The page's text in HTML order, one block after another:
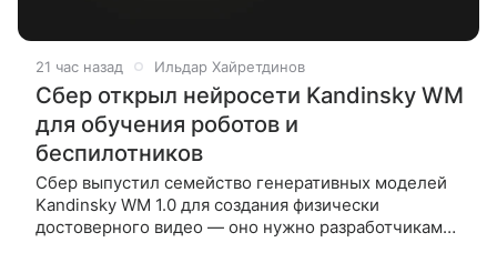
21 час назад Ильдар Хайретдинов
Сбер открыл нейросети Kandinsky WM
для обучения роботов и
беспилотников
Сбер выпустил семейство генеративных моделей
Kandinsky WM 1.0 для создания физически
достоверного видео — оно нужно разработчикам